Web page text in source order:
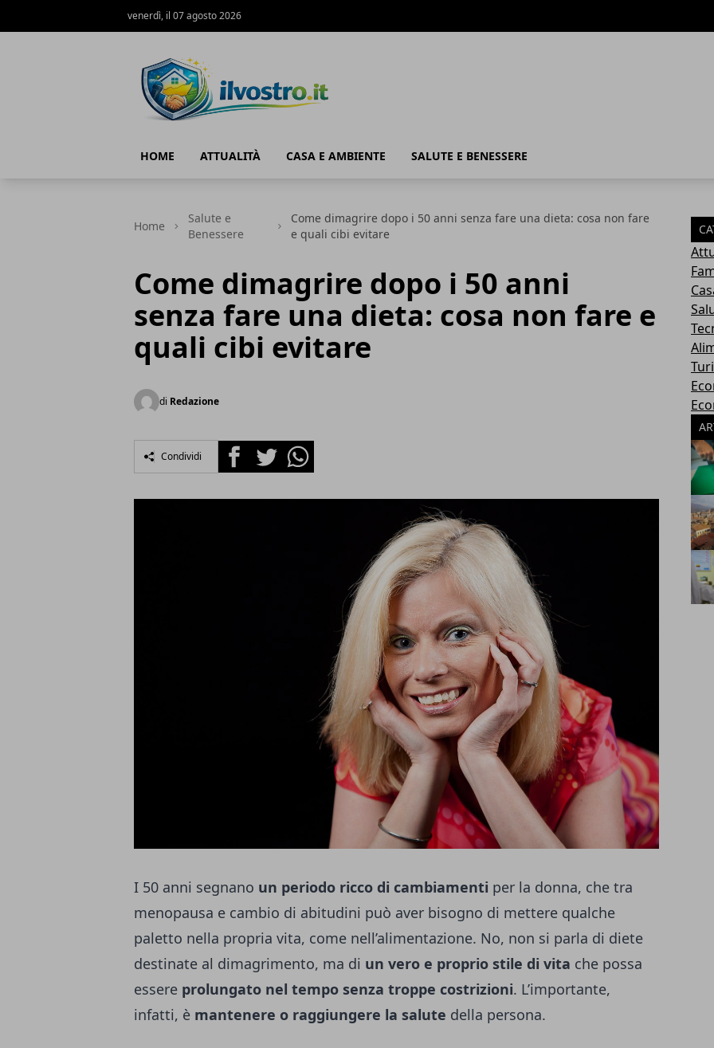
venerdì, il 07 agosto 2026
HOME ATTUALITÀ CASA E AMBIENTE SALUTE E BENESSERE
Home
Salute e
Benessere
Come dimagrire dopo i 50 anni senza fare una dieta: cosa non fare
e quali cibi evitare
Come dimagrire dopo i 50 anni
senza fare una dieta: cosa non fare e
quali cibi evitare
di Redazione
Condividi FacebookTwitterWhatsapp
I 50 anni segnano un periodo ricco di cambiamenti per la donna, che tra
menopausa e cambio di abitudini può aver bisogno di mettere qualche
paletto nella propria vita, come nell’alimentazione. No, non si parla di diete
destinate al dimagrimento, ma di un vero e proprio stile di vita che possa
essere prolungato nel tempo senza troppe costrizioni. L’importante,
infatti, è mantenere o raggiungere la salute della persona.